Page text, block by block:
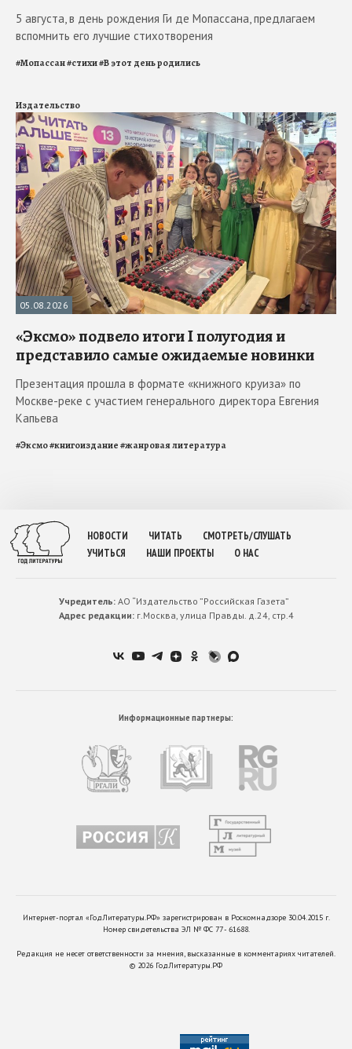
5 августа, в день рождения Ги де Мопассана, предлагаем
вспомнить его лучшие стихотворения
#Мопассан#стихи#В этот день родились
Издательство
05.08.2026
«Эксмо» подвело итоги I полугодия и
представило самые ожидаемые новинки
Презентация прошла в формате «книжного круиза» по
Москве-реке с участием генерального директора Евгения
Капьева
#Эксмо#книгоиздание#жанровая литература
НОВОСТИ ЧИТАТЬ
СМОТРЕТЬ/СЛУШАТЬ
УЧИТЬСЯ
НАШИ ПРОЕКТЫ О НАС
Учредитель:АО “Издательство ”Российская Газета”
Адрес редакции:г.Москва, улица Правды. д.24, стр.4
Информационные партнеры:
Интернет-портал «ГодЛитературы.РФ» зарегистрирован в Роскомнадзоре 30.04.2015 г.
Номер свидетельства ЭЛ № ФС 77 - 61688.
Редакция не несет ответственности за мнения, высказанные в комментариях читателей.
© 2026 ГодЛитературы.РФ